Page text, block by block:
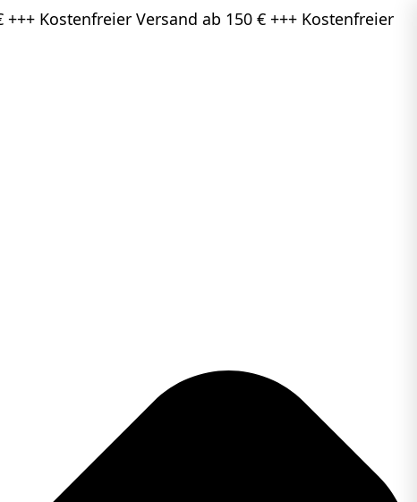
Kostenfreier Versand ab 150 € +++ Kostenfreier